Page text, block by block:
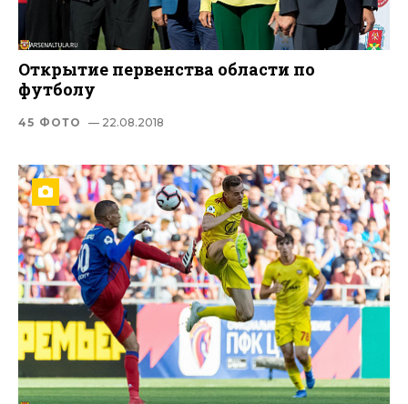
Открытие первенства области по
футболу
45 ФОТО — 22.08.2018